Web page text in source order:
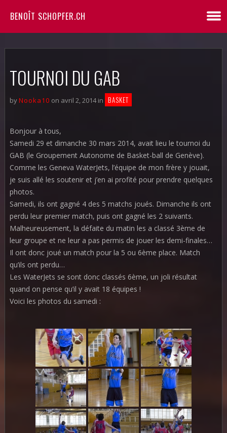
BENOÎT SCHOPFER.CH
TOURNOI DU GAB
byNooka10 on avril 2, 2014 in BASKET
Bonjour à tous,
Samedi 29 et dimanche 30 mars 2014, avait lieu le tournoi du
GAB (le Groupement Autonome de Basket-ball de Genève).
Comme les Geneva WaterJets, l’équipe de mon frère y jouait,
je suis allé les soutenir et j’en ai profité pour prendre quelques
photos.
Samedi, ils ont gagné 4 des 5 matchs joués. Dimanche ils ont
perdu leur premier match, puis ont gagné les 2 suivants.
Malheureusement, la défaite du matin les a classé 3ème de
leur groupe et ne leur a pas permis de jouer les demi-finales…
Il ont donc joué un match pour la 5 ou 6ème place. Match
qu’ils ont perdu…
Les WaterJets se sont donc classés 6ème, un joli résultat
quand on pense qu’il y avait 18 équipes !
Voici les photos du samedi :